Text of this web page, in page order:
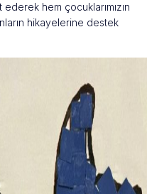
hem çocuklarımızın
hikayelerine destek